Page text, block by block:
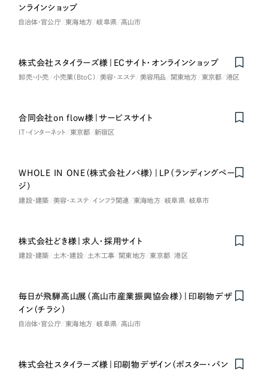
Pace
日報ツールで案件ごとの営業利益をリアルタイムに可視化
制作実績
制作実績
全国1,400社以上の支援実績の中から
すべて
士業
自治体・官公庁
IT・インターネット
インフラ関連
不動産
農林・水産
金融・保険業
ンラインショップ
自治体・官公庁 東海地方 岐阜県 高山市
株式会社スタイラーズ様｜ECサイト・オンラインショップ
卸売・小売 小売業（BtoC） 美容・エステ 美容用品 関東地方 東京都 港区
合同会社on flow様｜サービスサイト
IT・インターネット 東京都 新宿区
WHOLE IN ONE（株式会社ノバ様）｜LP（ランディングペー
ジ）
建設・建築 美容・エステ インフラ関連 東海地方 岐阜県 岐阜市
株式会社どき様｜求人・採用サイト
建設・建築 土木・建設 土木工事 関東地方 東京都 港区
毎日が飛騨高山展（高山市産業振興協会様）｜印刷物デザ
イン（チラシ）
自治体・官公庁 東海地方 岐阜県 高山市
株式会社スタイラーズ様｜印刷物デザイン（ポスター・パン